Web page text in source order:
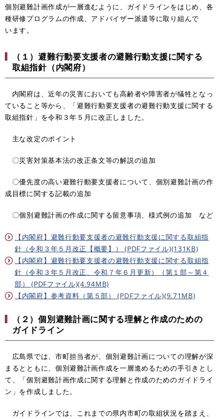
個別避難計画作成が一層進むように、ガイドラインをはじめ、各
種研修プログラムの作成、アドバイザー派遣等に取り組んで
います。
（１）避難行動要支援者の避難行動支援に関する
取組指針（内閣府）
内閣府は、近年の災害においても高齢者や障害者が犠牲となっ
ていること等から、「避難行動要支援者の避難行動支援に関する
取組指針」を令和３年５月に改正しました。
主な改定のポイント
〇災害対策基本法の改正条文等の解説の追加
〇優先度の高い避難行動要支援者について、個別避難計画の作
成目標に関する記載の追加
〇個別避難計画の作成に関する留意事項、様式例の追加 など
【内閣府】避難行動要支援者の避難行動支援に関する取組指
針（令和３年５月改正【概要】） (PDFファイル)(131KB)
【内閣府】避難行動要支援者の避難行動支援に関する取組指
針（令和３年５月改正、令和７年６月更新）（第１部～第４
部） (PDFファイル)(4.94MB)
【内閣府】参考資料（第５部） (PDFファイル)(9.71MB)
（２）個別避難計画に関する理解と作成のための
ガイドライン
広島県では、市町担当者が、個別避難計画についての理解が深
まるとともに、個別避難計画作成を一層進めるための手引きとし
て、「個別避難計画作成に関する理解と作成のためのガイドライ
ン」を作成しました。
ガイドラインでは、これまでの県内市町の取組状況を踏まえ、